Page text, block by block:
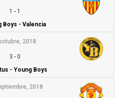
1 - 1
Boys - Valencia
2018
3 - 0
- Young Boys
2018